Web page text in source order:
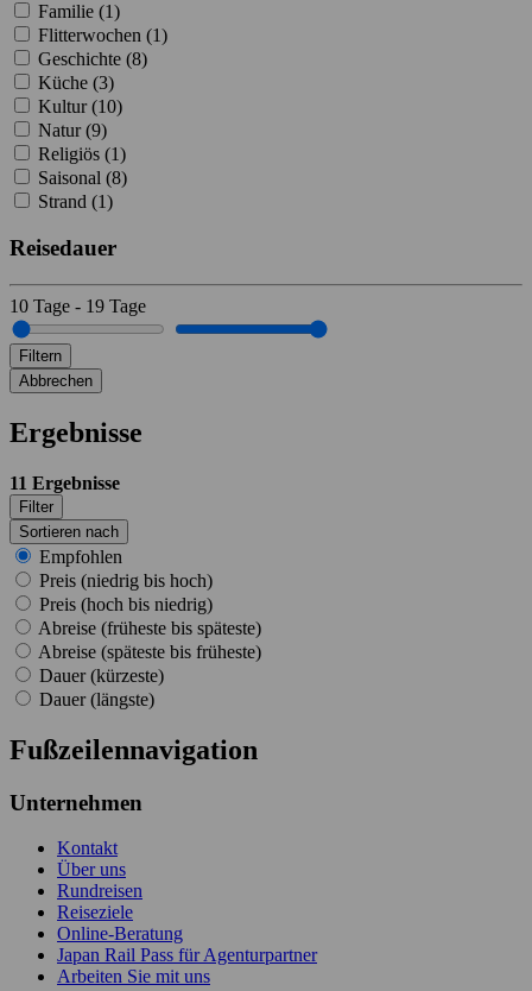
Familie (1)
Flitterwochen (1)
Geschichte (8)
Küche (3)
Kultur (10)
Natur (9)
Religiös (1)
Saisonal (8)
Strand (1)
Reisedauer
10 Tage - 19 Tage
Filtern
Abbrechen
Ergebnisse
11 Ergebnisse
Filter
Sortieren nach
Empfohlen
Preis (niedrig bis hoch)
Preis (hoch bis niedrig)
Abreise (früheste bis späteste)
Abreise (späteste bis früheste)
Dauer (kürzeste)
Dauer (längste)
Fußzeilennavigation
Unternehmen
Kontakt
Über uns
Rundreisen
Reiseziele
Online-Beratung
Japan Rail Pass für Agenturpartner
Arbeiten Sie mit uns